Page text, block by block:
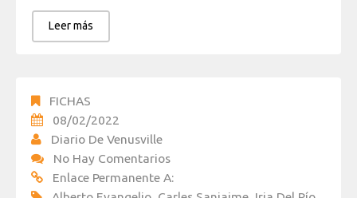
Leer más
FICHAS
08/02/2022
Diario De Venusville
No Hay Comentarios
Enlace Permanente A: